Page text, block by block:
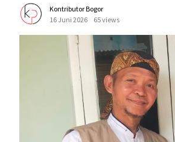
Kontributor Bogor
16 Juni 2026
65 views